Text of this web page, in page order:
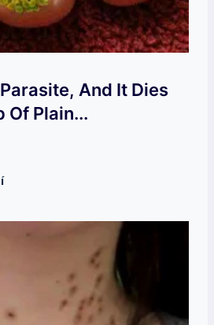
And It Dies
Of Plain...